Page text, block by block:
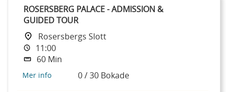
ROSERSBERG PALACE - ADMISSION &
GUIDED TOUR
Rosersbergs Slott
11:00
60 Min
Mer info 0 / 30 Bokade